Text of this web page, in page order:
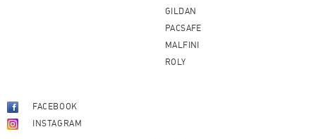
GILDAN
PACSAFE
MALFINI
ROLY
FACEBOOK
INSTAGRAM